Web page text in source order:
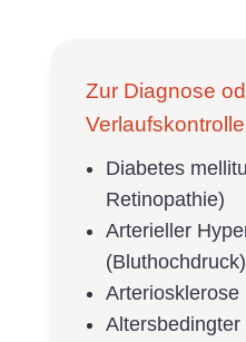
Zur Diagnose
Diabetes
Retinopathie)
Arterieller
(Bluthochdruck)
Arteriosklerose
Altersbedingter